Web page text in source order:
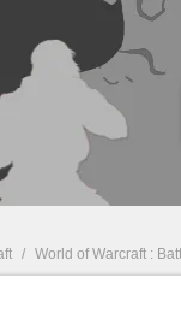
/ World of Warcraft :